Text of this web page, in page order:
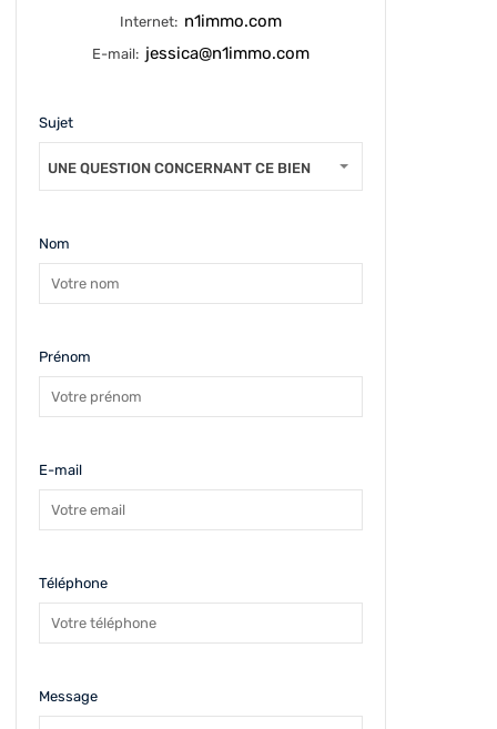
Internet: n1immo.com
E-mail: jessica@n1immo.com
Sujet
UNE QUESTION CONCERNANT CE BIEN
Nom
Prénom
E-mail
Téléphone
Message